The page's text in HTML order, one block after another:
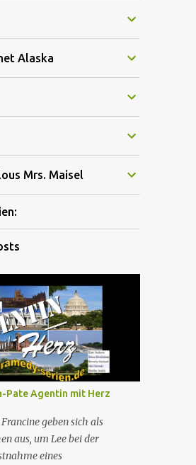
Alaska
Mrs. Maisel
Pate Agentin mit Herz
geben sich als
aus, um Lee bei der
eines